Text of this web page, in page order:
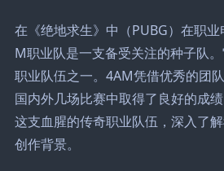
在《绝地求生》中（PUBG）在职
M职业队是一支备受关注的种子队
职业队伍之一。4AM凭借优秀的团
国内外几场比赛中取得了良好的成
这支血腥的传奇职业队伍，深入了
创作背景。